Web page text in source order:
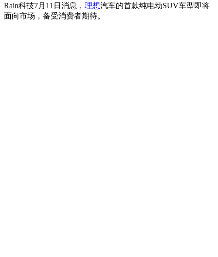
Rain科技7月11日消息， 理想汽车的首款纯电动SUV车型即将
面向市场，备受消费者期待。